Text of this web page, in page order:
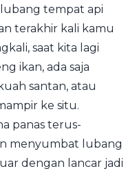
tempat api
terakhir kali kamu
saat kita lagi
ikan, ada saja
santan, atau
ke situ.
panas terus-
menyumbat lubang
dengan lancar jadi